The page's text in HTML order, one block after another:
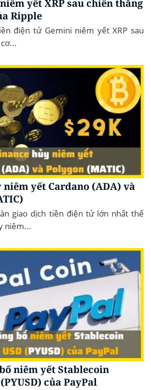
yết XRP sau chiến thắng
Ripple
điện tử Gemini niêm yết XRP sau
niêm yết Cardano (ADA) và
giao dịch tiền điện tử lớn nhất thế
niêm...
niêm yết Stablecoin
của PayPal